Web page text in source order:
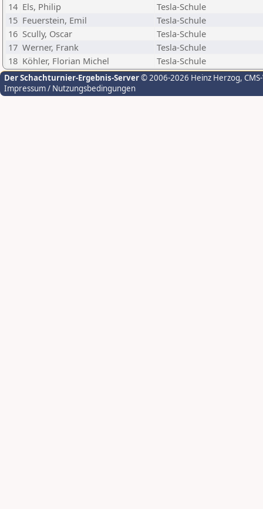
14 Els, Philip
Tesla-Schule
15 Feuerstein, Emil
Tesla-Schule
16 Scully, Oscar
Tesla-Schule
17 Werner, Frank
Tesla-Schule
18 Köhler, Florian Michel Tesla-Schule
Der Schachturnier-Ergebnis-Server© 2006-2026 Heinz Herzog,
Impressum / Nutzungsbedingungen